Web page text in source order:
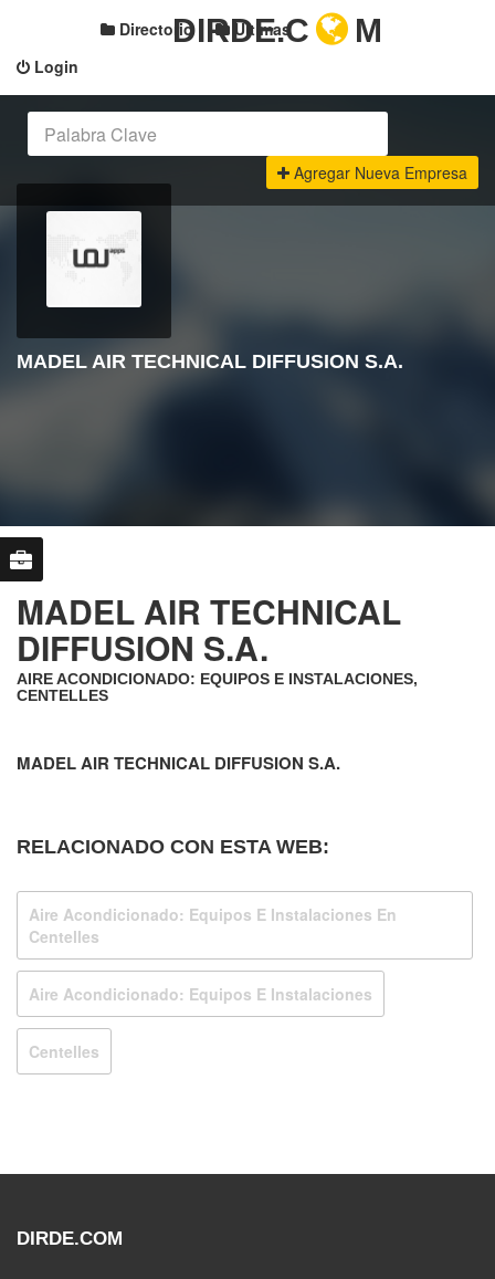
Login
Directorio Últimas
DIRDE.C M
Agregar Nueva Empresa
MADEL AIR TECHNICAL DIFFUSION S.A.
MADEL AIR TECHNICAL
DIFFUSION S.A.
AIRE ACONDICIONADO: EQUIPOS E INSTALACIONES,
CENTELLES
MADEL AIR TECHNICAL DIFFUSION S.A.
RELACIONADO CON ESTA WEB:
Aire Acondicionado: Equipos E Instalaciones En
Centelles
Aire Acondicionado: Equipos E Instalaciones
Centelles
DIRDE.COM